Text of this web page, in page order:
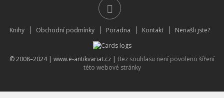
Knihy Obchodní podmínky Poradna Kontakt Nenašli jste?
© 2008–2024 | www.e-antikvariat.cz | Bez souhlasu není povoleno šíření
této webové stránky